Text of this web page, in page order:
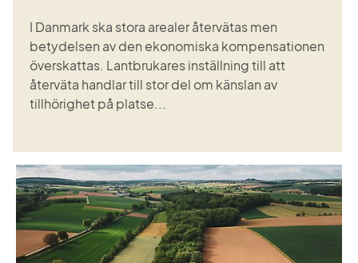
I Danmark ska stora arealer återvätas men
betydelsen av den ekonomiska kompensationen
överskattas. Lantbrukares inställning till att
återväta handlar till stor del om känslan av
tillhörighet på platse...